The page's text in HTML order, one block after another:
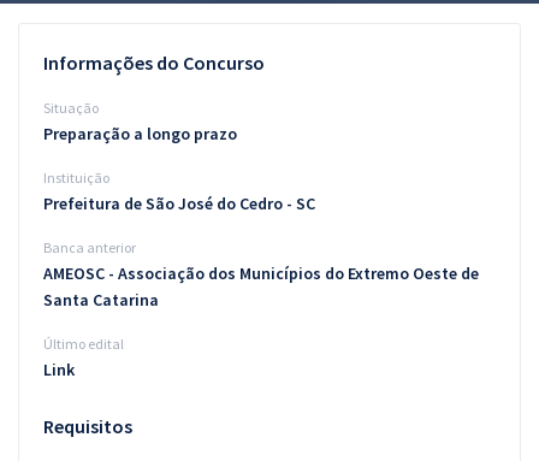
Conteúdo gratuito
Blog
Atendimento
Informações do Concurso
Situação
Preparação a longo prazo
Instituição
Prefeitura de São José do Cedro - SC
Banca anterior
AMEOSC - Associação dos Municípios do Extremo Oeste de
Santa Catarina
Último edital
Link
Requisitos